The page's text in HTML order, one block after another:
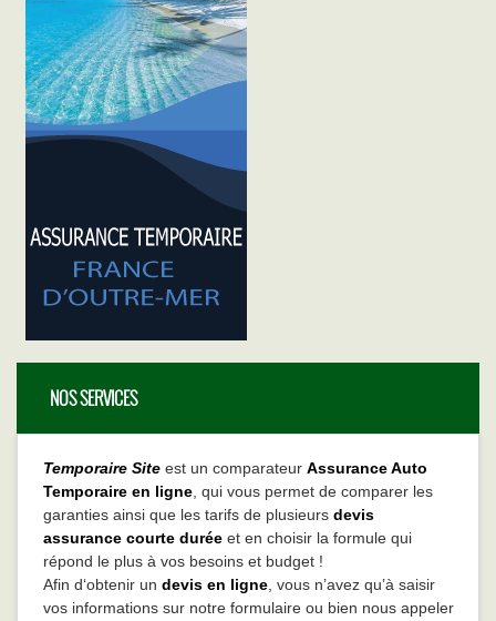
NOS SERVICES
Temporaire Site est un comparateur Assurance Auto
Temporaire en ligne, qui vous permet de comparer les
garanties ainsi que les tarifs de plusieurs devis
assurance courte durée et en choisir la formule qui
répond le plus à vos besoins et budget !
Afin d‘obtenir un devis en ligne, vous n’avez qu’à saisir
vos informations sur notre formulaire ou bien nous appeler